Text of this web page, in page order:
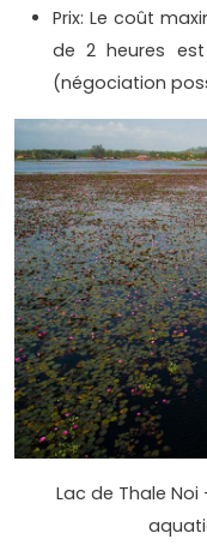
Prix: Le coût
de 2 heures
(négociation
Lac de Thale